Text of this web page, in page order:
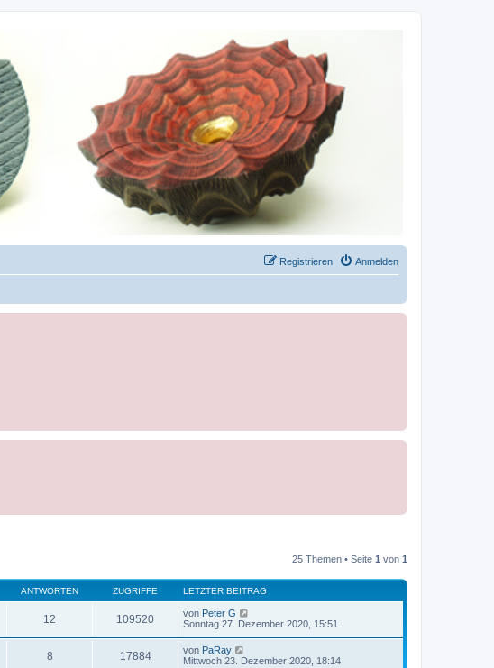
Anmelden
Registrieren
25 Themen • Seite 1 von 1
ANTWORTEN ZUGRIFFE LETZTER BEITRAG
12 109520 von Peter G
Sonntag 27. Dezember 2020, 15:51
8 17884 von PaRay
Mittwoch 23. Dezember 2020, 18:14